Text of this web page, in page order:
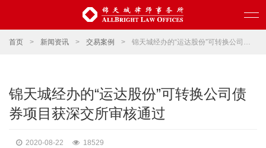
首页 > 新闻资讯 > 交易案例 > 锦天城经办的“运达股份”可转换公司债券项目获深交所审核通过
锦天城经办的“运达股份”可转换公司债
券项目获深交所审核通过
2020-08-22 18529